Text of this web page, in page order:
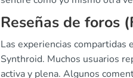
Reseñas de foros
Las experiencias compartidas
Synthroid. Muchos usuarios
activa y plena. Algunos